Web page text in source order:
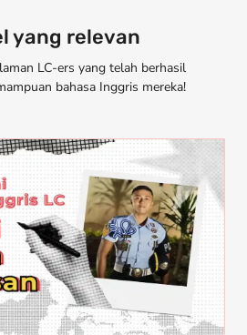
yang relevan
LC-ers yang telah berhasil
bahasa Inggris mereka!